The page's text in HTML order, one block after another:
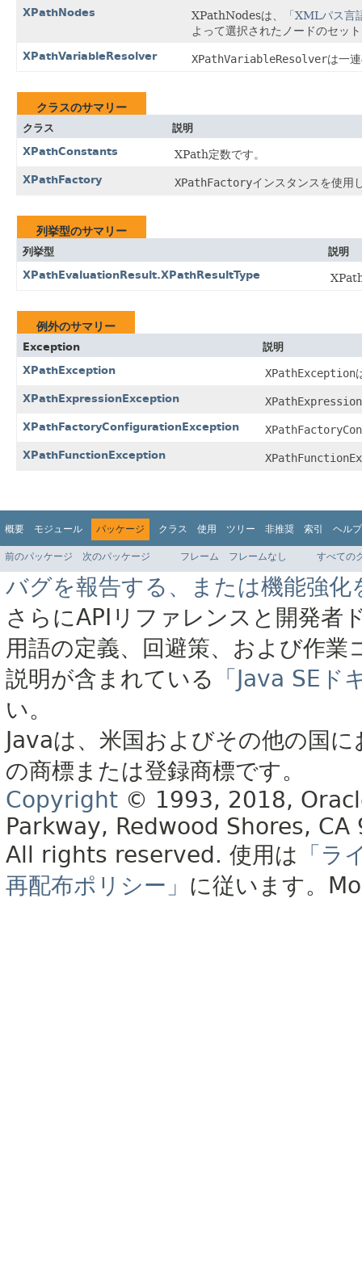
XPathNodes XPathNodesは、
「XMLパス
よって選択されたノードのセッ
XPathVariableResolver XPathVariableResolverは一
クラスのサマリー
クラス
説明
XPathConstants
XPath定数です。
XPathFactory XPathFactoryインスタンスを使用
列挙型のサマリー
列挙型
説明
XPathEvaluationResult.XPathResultType
例外のサマリー
Exception
説明
XPathException
XPathException
XPathExpressionException
XPathFactoryConfigurationException
XPathFunctionException
概要 モジュール パッケージ クラス 使用 ツリー 非推奨 索引 ヘルプ
前のパッケージ 次のパッケージ フレーム フレームなし すべての
バグを報告する、または機能強化
さらにAPIリファレンスと開発者
用語の定義、回避策、および作
説明が含まれている
「Java SE
い。
Javaは、米国およびその他の国
の商標または登録商標です。
Copyright © 1993, 2018,
Parkway, Redwood Shores, CA
All rights reserved. 使用は 「ラ
再配布ポリシー」 に従います。